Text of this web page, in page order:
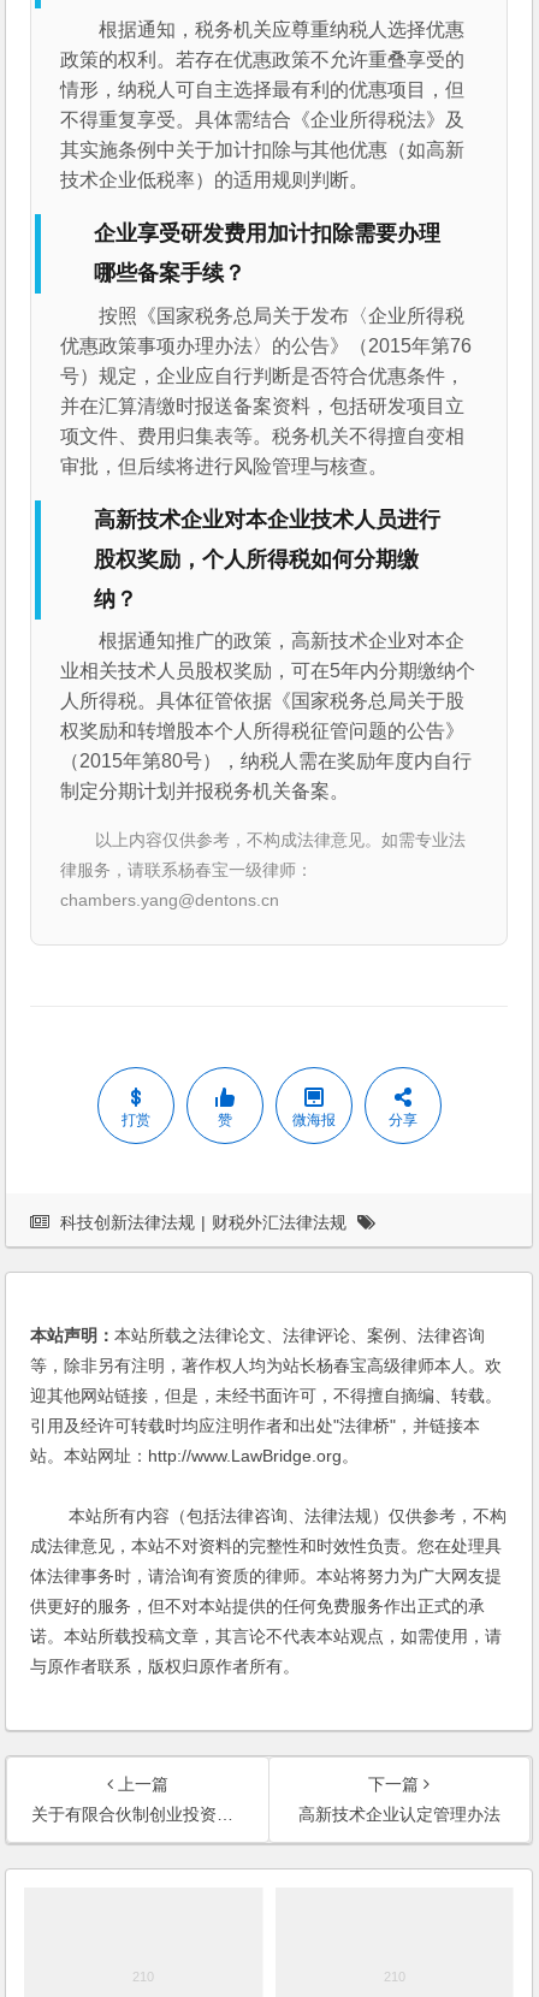
根据通知，税务机关应尊重纳税人选择优惠
政策的权利。若存在优惠政策不允许重叠享受的
情形，纳税人可自主选择最有利的优惠项目，但
不得重复享受。具体需结合《企业所得税法》及
其实施条例中关于加计扣除与其他优惠（如高新
技术企业低税率）的适用规则判断。
企业享受研发费用加计扣除需要办理
哪些备案手续？
按照《国家税务总局关于发布〈企业所得税
优惠政策事项办理办法〉的公告》（2015年第76
号）规定，企业应自行判断是否符合优惠条件，
并在汇算清缴时报送备案资料，包括研发项目立
项文件、费用归集表等。税务机关不得擅自变相
审批，但后续将进行风险管理与核查。
高新技术企业对本企业技术人员进行
股权奖励，个人所得税如何分期缴
纳？
根据通知推广的政策，高新技术企业对本企
业相关技术人员股权奖励，可在5年内分期缴纳个
人所得税。具体征管依据《国家税务总局关于股
权奖励和转增股本个人所得税征管问题的公告》
（2015年第80号），纳税人需在奖励年度内自行
制定分期计划并报税务机关备案。
以上内容仅供参考，不构成法律意见。如需专业法
律服务，请联系杨春宝一级律师：
chambers.yang@dentons.cn
打赏 赞 微海报 分享
科技创新法律法规 | 财税外汇法律法规
本站声明：本站所载之法律论文、法律评论、案例、法律咨询
等，除非另有注明，著作权人均为站长杨春宝高级律师本人。欢
迎其他网站链接，但是，未经书面许可，不得擅自摘编、转载。
引用及经许可转载时均应注明作者和出处"法律桥"，并链接本
站。本站网址：http://www.LawBridge.org。
本站所有内容（包括法律咨询、法律法规）仅供参考，不构
成法律意见，本站不对资料的完整性和时效性负责。您在处理具
体法律事务时，请洽询有资质的律师。本站将努力为广大网友提
供更好的服务，但不对本站提供的任何免费服务作出正式的承
诺。本站所载投稿文章，其言论不代表本站观点，如需使用，请
与原作者联系，版权归原作者所有。
上一篇
关于有限合伙制创业投资企业法人合伙人企业所得税有关问题的公告
下一篇
高新技术企业认定管理办法